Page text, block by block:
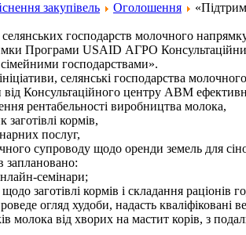
закупівель Оголошення
господарств молочного
Програми USAID АГРО
господарствами».
селянські господарства
Консультаційного центру АВМ
рентабельності виробництва молока,
заготівлі кормів,
послуг,
супроводу щодо оренди земель для
заплановано:
семінари;
заготівлі кормів і складання раціонів
огляд худоби, надасть кваліфіковані
молока від хворих на мастит корів, з